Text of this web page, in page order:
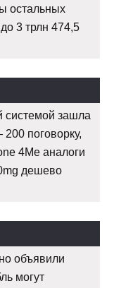
остальных
3 трлн 474,5
системой зашла
поговорку,
4Me аналоги
дешево
объявили
могут